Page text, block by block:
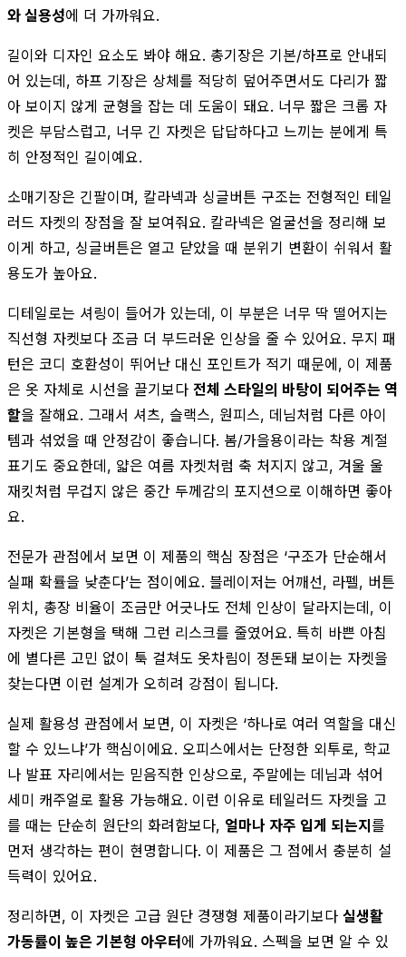
와 실용성에 더 가까워요.
길이와 디자인 요소도 봐야 해요. 총기장은 기본/하프로 안내되
어 있는데, 하프 기장은 상체를 적당히 덮어주면서도 다리가 짧
아 보이지 않게 균형을 잡는 데 도움이 돼요. 너무 짧은 크롭 자
켓은 부담스럽고, 너무 긴 자켓은 답답하다고 느끼는 분에게 특
히 안정적인 길이예요.
소매기장은 긴팔이며, 칼라넥과 싱글버튼 구조는 전형적인 테일
러드 자켓의 장점을 잘 보여줘요. 칼라넥은 얼굴선을 정리해 보
이게 하고, 싱글버튼은 열고 닫았을 때 분위기 변환이 쉬워서 활
용도가 높아요.
디테일로는 셔링이 들어가 있는데, 이 부분은 너무 딱 떨어지는
직선형 자켓보다 조금 더 부드러운 인상을 줄 수 있어요. 무지 패
턴은 코디 호환성이 뛰어난 대신 포인트가 적기 때문에, 이 제품
은 옷 자체로 시선을 끌기보다 전체 스타일의 바탕이 되어주는 역
할을 잘해요. 그래서 셔츠, 슬랙스, 원피스, 데님처럼 다른 아이
템과 섞었을 때 안정감이 좋습니다. 봄/가을용이라는 착용 계절
표기도 중요한데, 얇은 여름 자켓처럼 축 처지지 않고, 겨울 울
재킷처럼 무겁지 않은 중간 두께감의 포지션으로 이해하면 좋아
요.
전문가 관점에서 보면 이 제품의 핵심 장점은 ‘구조가 단순해서
실패 확률을 낮춘다’는 점이에요. 블레이저는 어깨선, 라펠, 버튼
위치, 총장 비율이 조금만 어긋나도 전체 인상이 달라지는데, 이
자켓은 기본형을 택해 그런 리스크를 줄였어요. 특히 바쁜 아침
에 별다른 고민 없이 툭 걸쳐도 옷차림이 정돈돼 보이는 자켓을
찾는다면 이런 설계가 오히려 강점이 됩니다.
실제 활용성 관점에서 보면, 이 자켓은 ‘하나로 여러 역할을 대신
할 수 있느냐’가 핵심이에요. 오피스에서는 단정한 외투로, 학교
나 발표 자리에서는 믿음직한 인상으로, 주말에는 데님과 섞어
세미 캐주얼로 활용 가능해요. 이런 이유로 테일러드 자켓을 고
를 때는 단순히 원단의 화려함보다, 얼마나 자주 입게 되는지를
먼저 생각하는 편이 현명합니다. 이 제품은 그 점에서 충분히 설
득력이 있어요.
정리하면, 이 자켓은 고급 원단 경쟁형 제품이라기보다 실생활
가동률이 높은 기본형 아우터에 가까워요. 스펙을 보면 알 수 있